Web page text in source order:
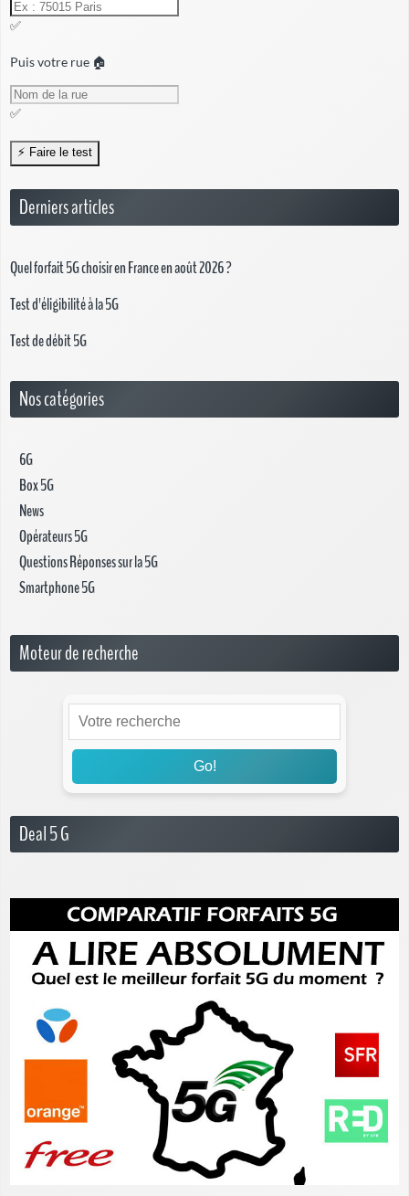
✅
Puis votre rue 🏠
✅
Derniers articles
Quel forfait 5G choisir en France en août 2026 ?
Test d'éligibilité à la 5G
Test de débit 5G
Nos catégories
6G
Box 5G
News
Opérateurs 5G
Questions Réponses sur la 5G
Smartphone 5G
Moteur de recherche
Go!
Deal 5 G